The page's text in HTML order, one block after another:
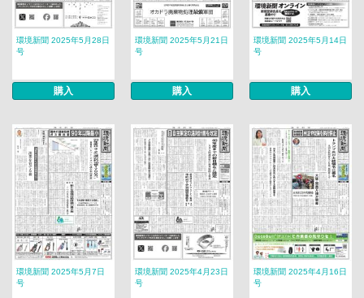
環境新聞 2025年5月28日
号
購入
環境新聞 2025年5月21日
号
購入
環境新聞 2025年5月14日
号
購入
環境新聞 2025年5月7日
号
環境新聞 2025年4月23日
号
環境新聞 2025年4月16日
号